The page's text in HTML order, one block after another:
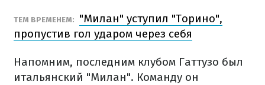
ТЕМ ВРЕМЕНЕМ:
"Милан" уступил "Торино",
пропустив гол ударом через себя
Напомним, последним клубом Гаттузо был
итальянский "Милан". Команду он